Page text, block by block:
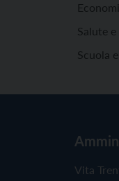
Salute e
Scuola
Vita